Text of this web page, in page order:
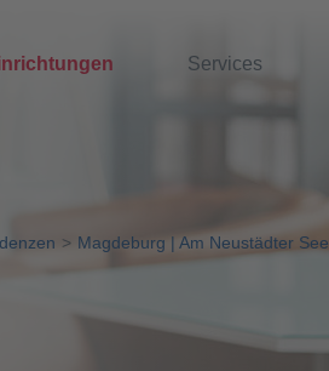
Magdeburg | Am Neustädter See
Services